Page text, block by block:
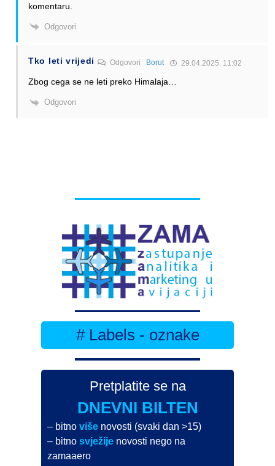
komentaru.
Odgovori
Tko leti vrijedi Odgovori Borut 29.04.2025. 11:02
Zbog cega se ne leti preko Himalaja…
Odgovori
# Labels - oznake
Pretplatite se na
DNEVNI BILTEN
– bitnoviše novosti (svaki dan >15)
– bitnosvježije novosti nego na
zamaaero